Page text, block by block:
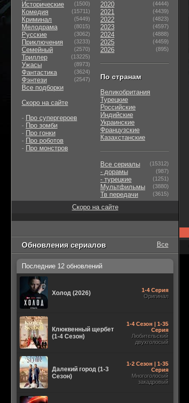
Исторические (1500)
Комедия (15711)
Криминал (5449)
Мелодрама (8015)
Русские (3062)
Приключения (3233)
Семейный (2570)
Триллер (13225)
Ужасы (8973)
Фантастика (3624)
Фэнтези (2547)
Все подборки
Скоро на сайте
- Про супергероев
- Про зомби
- Про гонки
- Про роботов
- Про монстров
2020 (4444)
2021 (4439)
2022 (4823)
2023 (4597)
2024 (4888)
2025 (4459)
2026 (895)
По странам
Великобритания
Турецкие
Российские
Индийские
Украинские
Французские
Казахстанские
Все сериалы (15312)
- дорамы (987)
- турецкие (1251)
Мультфильмы (3880)
Тв передачи (3615)
Скоро на сайте
Обновления сериалов Все
Последние 12 обновлений
Холод (2026)
1-4 Серия
Оригинал
Клюквенный щербет
(1-4 Сезон)
1-4 Сезон | 1-35
Серия
Любительский
двухголосый
Далекий город (1-3
Сезон)
1-2 Сезон | 1-35
Серия
Многоголосый
закадровый